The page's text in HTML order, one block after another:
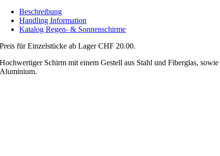
Beschreibung
Handling Information
Katalog Regen- & Sonnenschirme
Preis für Einzelstücke ab Lager CHF 20.00.
Hochwertiger Schirm mit einem Gestell aus Stahl und Fiberglas, sowie
Aluminium.